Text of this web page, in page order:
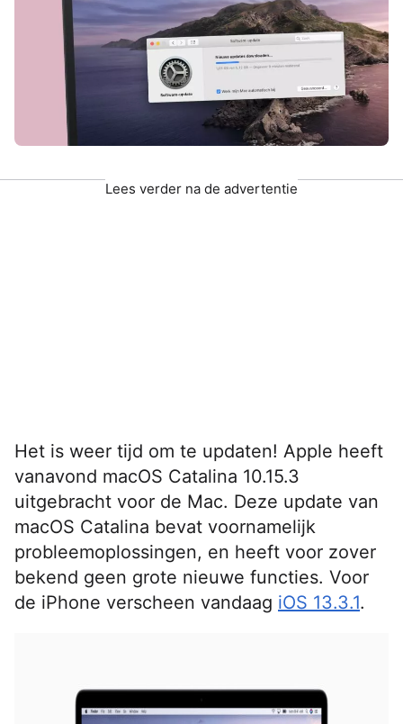
Lees verder na de advertentie
Het is weer tijd om te updaten! Apple heeft
vanavond macOS Catalina 10.15.3
uitgebracht voor de Mac. Deze update van
macOS Catalina bevat voornamelijk
probleemoplossingen, en heeft voor zover
bekend geen grote nieuwe functies. Voor
de iPhone verscheen vandaag iOS 13.3.1.